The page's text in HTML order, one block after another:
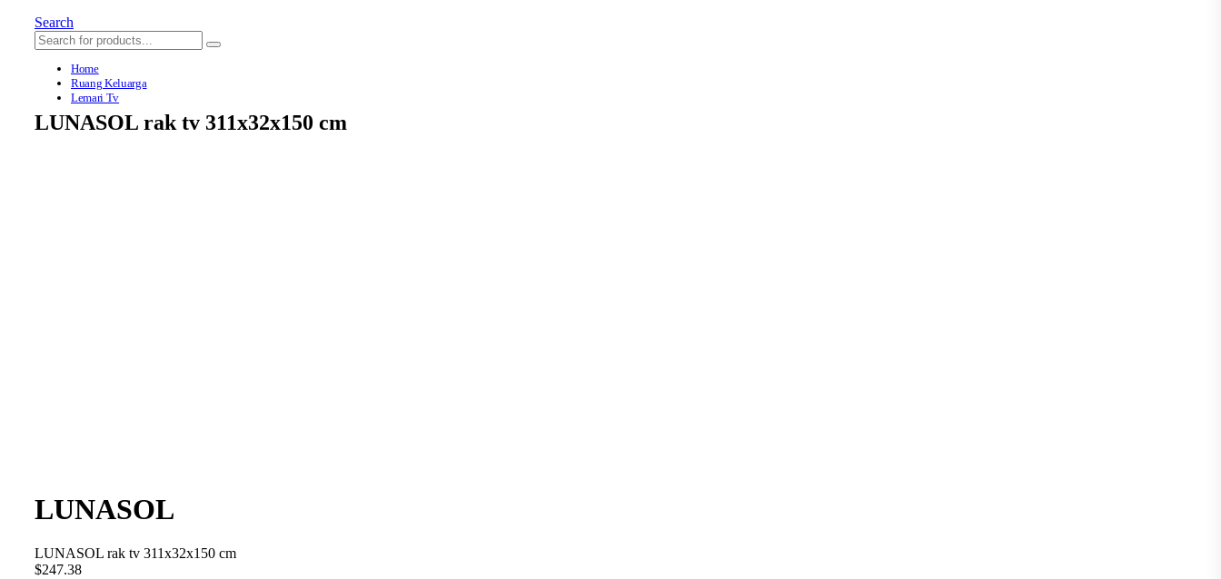
Search
Home
Ruang Keluarga
Lemari Tv
LUNASOL rak tv 311x32x150 cm
LUNASOL
LUNASOL rak tv 311x32x150 cm
$247.38